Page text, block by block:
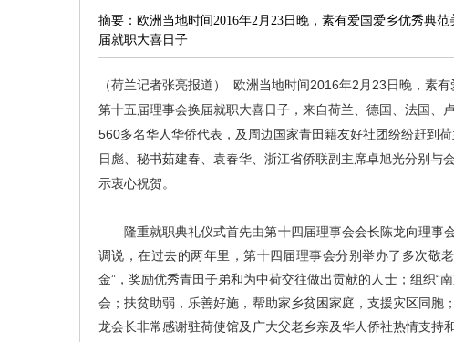
摘要：欧洲当地时间2016年2月23日晚，素有爱国爱乡优秀典
届就职大喜日子
（荷兰记者张亮报道） 欧洲当地时间2016年2月23日晚，素
第十五届理事会换届就职大喜日子，来自荷兰、德国、法国、
560多名华人华侨代表，及周边国家青田籍友好社团纷纷赶到
日彪、秘书茹建春、袁春华、浙江省侨联副主席卓旭光分别与
示衷心祝贺。
隆重就职典礼仪式首先由第十四届理事会会长陈龙向理事
调说，在过去的两年里，第十四届理事会分别举办了多次敬
金”，奖励优秀青田子弟和为中荷交往做出贡献的人士；组织“
会；扶贫助弱，乐善好施，帮助家乡贫困家庭，支援灾区同
龙会长非常感谢驻荷使馆及广大父老乡亲及华人侨社热情支